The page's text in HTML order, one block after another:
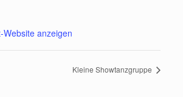
anzeigen
Kleine Showtanzgruppe